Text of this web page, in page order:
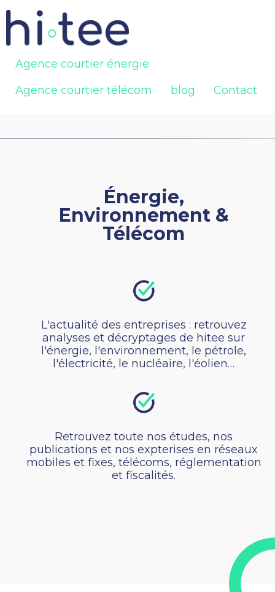
Agence courtier énergie
Agence courtier télécom
blog Contact
Énergie,
Environnement &
Télécom
L'actualité des entreprises : retrouvez
analyses et décryptages de hitee sur
l'énergie, l'environnement, le pétrole,
l'électricité, le nucléaire, l'éolien…
Retrouvez toute nos études, nos
publications et nos expterises en réseaux
mobiles et fixes, télécoms, réglementation
et fiscalités.